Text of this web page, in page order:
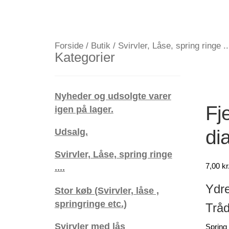
Forside/ Butik / Svirvler, Låse, spring ringe
7,00 kr.
Kategorier
Nyheder og udsolgte varer
igen på lager.
Udsalg.
Svirvler, Låse, spring ringe
....
Stor køb (Svirvler, låse ,
springringe etc.)
Svirvler med lås